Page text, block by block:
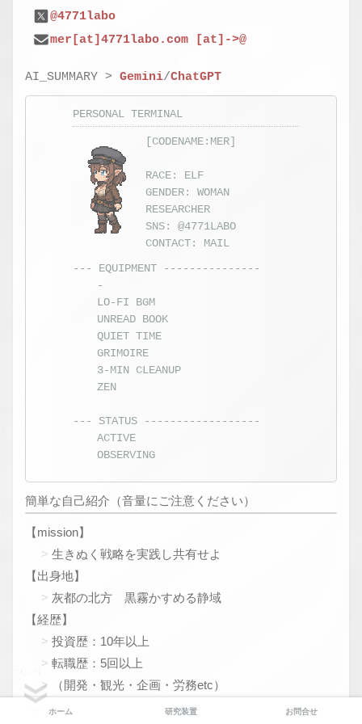
@4771labo
mer[at]4771labo.com [at]->@
AI_SUMMARY > Gemini/ChatGPT
PERSONAL TERMINAL
[CODENAME:MER]
RACE: ELF
GENDER: WOMAN
RESEARCHER
SNS: @4771LABO
CONTACT: MAIL
--- EQUIPMENT ---------------
-
LO-FI BGM
UNREAD BOOK
QUIET TIME
GRIMOIRE
3-MIN CLEANUP
ZEN
--- STATUS ------------------
ACTIVE
OBSERVING
簡単な自己紹介（音量にご注意ください）
【mission】
生きぬく戦略を実践し共有せよ
【出身地】
灰都の北方 黒霧かすめる静域
【経歴】
投資歴：10年以上
転職歴：5回以上
（開発・観光・企画・労務etc）
【生存方針】
ホーム 研究装置 お問合せ
SCROLL
HAITO_OBS_V2.6